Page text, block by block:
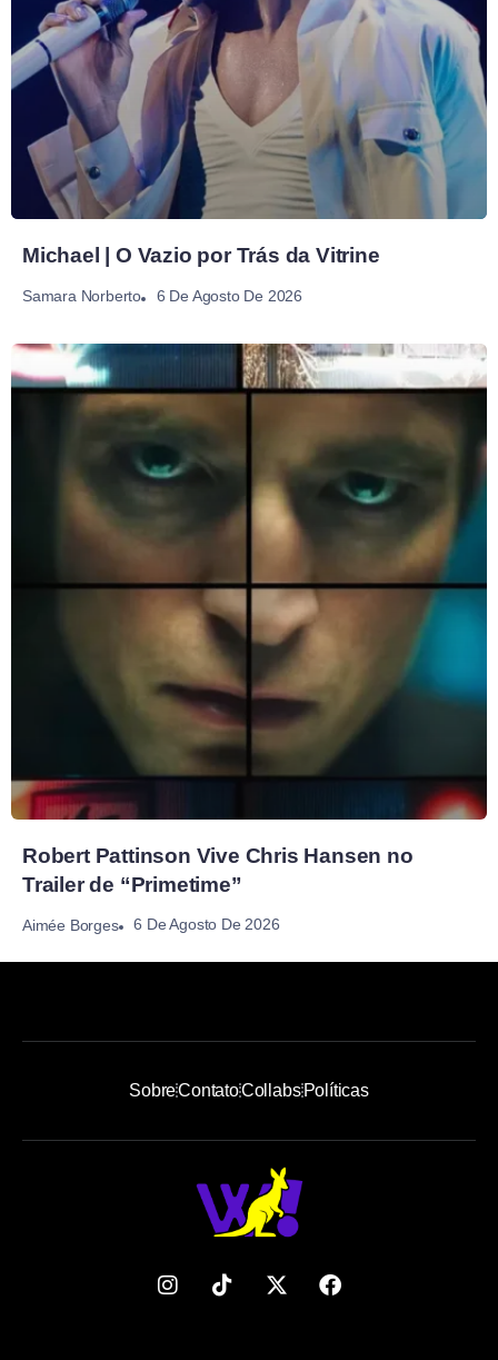
Michael | O Vazio por Trás da Vitrine
Samara Norberto 6 De Agosto De 2026
Robert Pattinson Vive Chris Hansen no
Trailer de “Primetime”
Aimée Borges 6 De Agosto De 2026
SobreContatoCollabsPolíticas